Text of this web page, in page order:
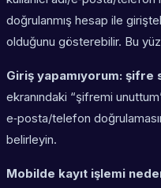
doğrulanmış hesap ile
olduğunu gösterebilir. Bu
Giriş yapamıyorum: şifre
ekranındaki “şifremi
e‑posta/telefon
belirleyin.
Mobilde kayıt işlemi